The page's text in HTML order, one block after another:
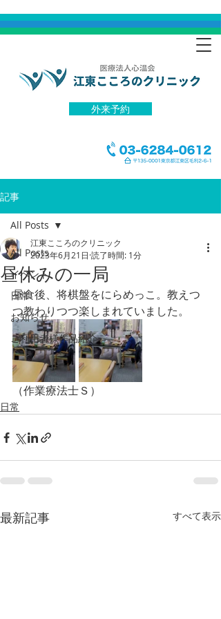
外来予約
記事
All Posts
イベント
日常
お知らせ
ご利用者様作品紹介
All Posts
昼休みの一局
江東こころのクリニック
2023年6月21日 読了時間: 1分
昼食後、将棋盤をにらめっこ。教えつ
つ教わりつつ楽しまれていました。
（作業療法士Ｓ）
日常
最新記事 すべて表示